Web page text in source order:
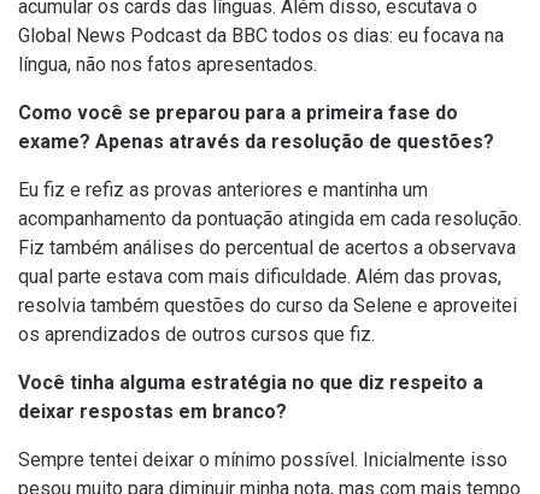
acumular os cards das línguas. Além disso, escutava o
Global News Podcast da BBC todos os dias: eu focava na
língua, não nos fatos apresentados.
Como você se preparou para a primeira fase do
exame? Apenas através da resolução de questões?
Eu fiz e refiz as provas anteriores e mantinha um
acompanhamento da pontuação atingida em cada resolução.
Fiz também análises do percentual de acertos a observava
qual parte estava com mais dificuldade. Além das provas,
resolvia também questões do curso da Selene e aproveitei
os aprendizados de outros cursos que fiz.
Você tinha alguma estratégia no que diz respeito a
deixar respostas em branco?
Sempre tentei deixar o mínimo possível. Inicialmente isso
pesou muito para diminuir minha nota, mas com mais tempo